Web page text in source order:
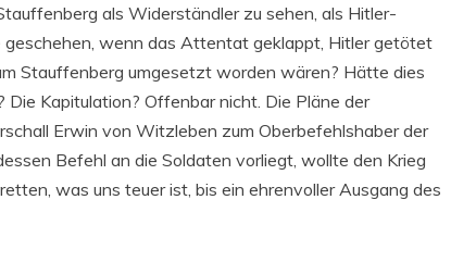
als Widerständler zu sehen, als Hitler-
wenn das Attentat geklappt, Hitler getötet
Stauffenberg umgesetzt worden wären? Hätte dies
Kapitulation? Offenbar nicht. Die Pläne der
Erwin von Witzleben zum Oberbefehlshaber der
Befehl an die Soldaten vorliegt, wollte den Krieg
was uns teuer ist, bis ein ehrenvoller Ausgang des